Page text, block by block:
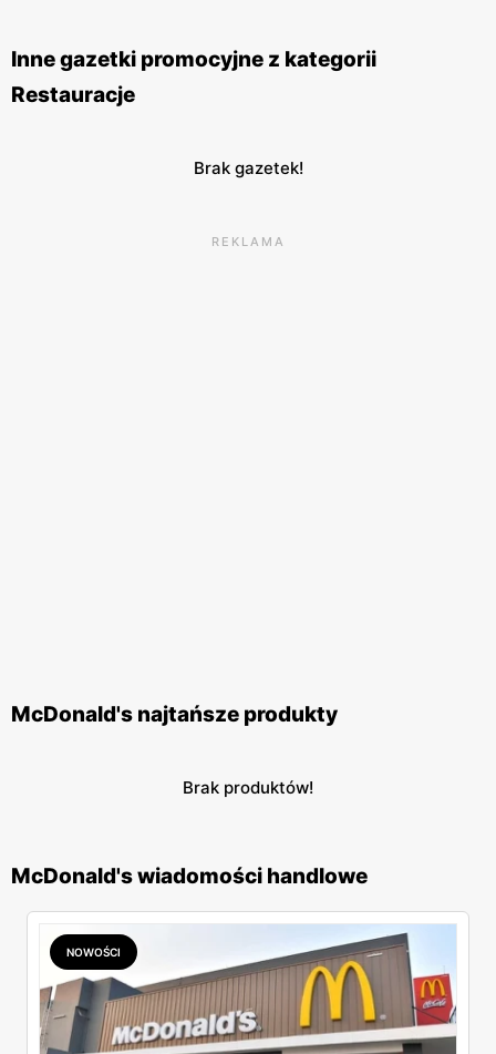
handlowych, jak i w samodzielnych lokalizacjach. Sieć ta
stawia na wysoką jakość obsługi oraz komfort klientów, co
McDonald'sangażuje się również w
pozytywny wizerunek i zdobywa coraz większe grono
Inne gazetki promocyjne z kategorii
Restauracje
Brak gazetek!
REKLAMA
McDonald's najtańsze produkty
Brak produktów!
McDonald's wiadomości handlowe
NOWOŚCI